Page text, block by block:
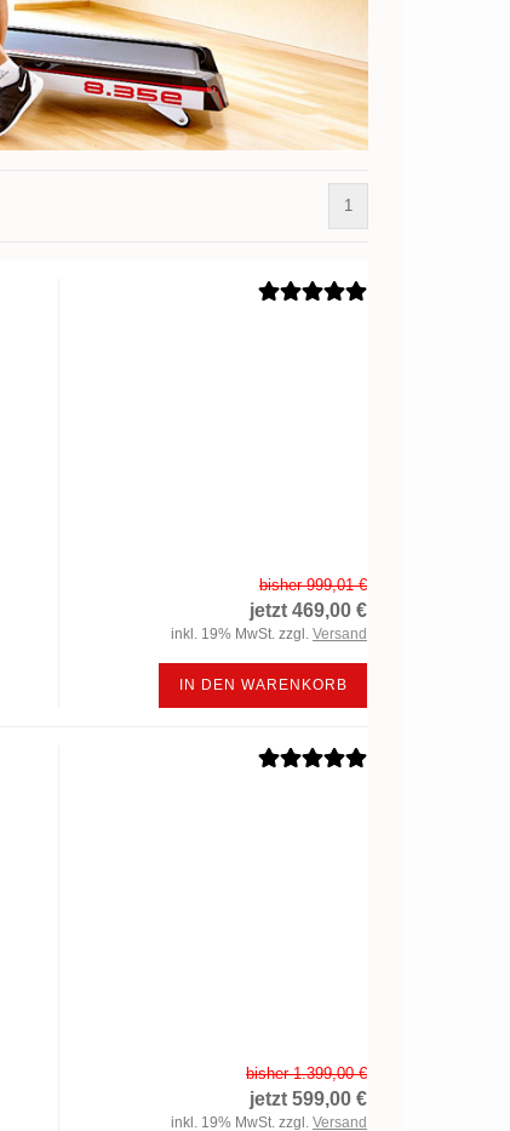
1
bisher 999,01 €
jetzt 469,00 €
inkl. 19% MwSt. zzgl. Versand
IN DEN WARENKORB
bisher 1.399,00 €
jetzt 599,00 €
inkl. 19% MwSt. zzgl. Versand